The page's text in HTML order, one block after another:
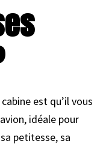
est qu’il vous
idéale pour
petitesse, sa